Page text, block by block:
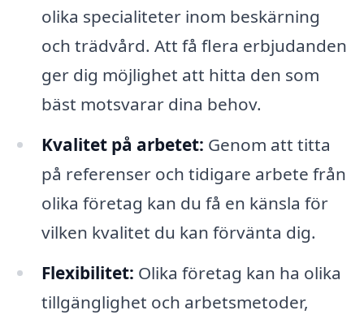
olika specialiteter inom beskärning
och trädvård. Att få flera erbjudanden
ger dig möjlighet att hitta den som
bäst motsvarar dina behov.
Kvalitet på arbetet: Genom att titta
på referenser och tidigare arbete från
olika företag kan du få en känsla för
vilken kvalitet du kan förvänta dig.
Flexibilitet: Olika företag kan ha olika
tillgänglighet och arbetsmetoder,